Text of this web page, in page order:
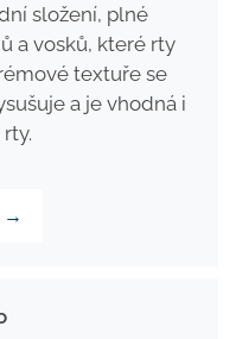
složení, plné
a vosků, které rty
textuře se
a je vhodná i
→